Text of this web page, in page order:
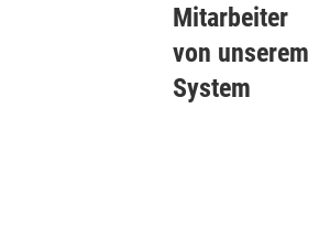
Mitarbeiter
von unserem
System